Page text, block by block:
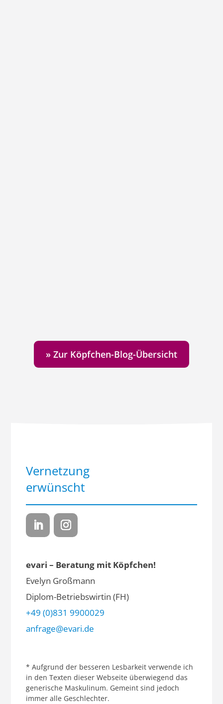
» Zur Köpfchen-Blog-Übersicht
Vernetzung
erwünscht
evari – Beratung mit Köpfchen!
Evelyn Großmann
Diplom-Betriebswirtin (FH)
+49 (0)831 9900029
anfrage@evari.de
* Aufgrund der besseren Lesbarkeit verwende ich
in den Texten dieser Webseite überwiegend das
generische Maskulinum. Gemeint sind jedoch
immer alle Geschlechter.